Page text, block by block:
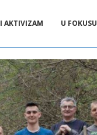
AKTIVIZAM U FOKUSU